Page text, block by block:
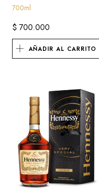
700ml
$ 700.000
AÑADIR AL CARRITO